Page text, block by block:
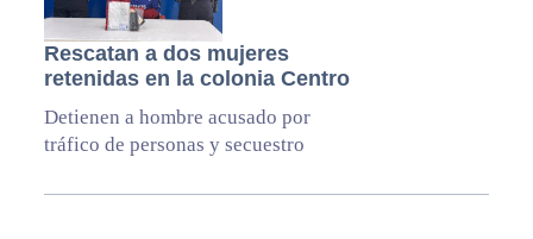
Rescatan a dos mujeres
retenidas en la colonia Centro
Detienen a hombre acusado por
tráfico de personas y secuestro